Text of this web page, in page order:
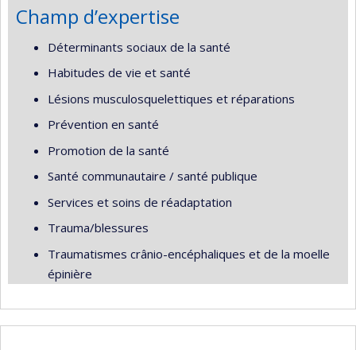
Champ d’expertise
Déterminants sociaux de la santé
Habitudes de vie et santé
Lésions musculosquelettiques et réparations
Prévention en santé
Promotion de la santé
Santé communautaire / santé publique
Services et soins de réadaptation
Trauma/blessures
Traumatismes crânio-encéphaliques et de la moelle
épinière